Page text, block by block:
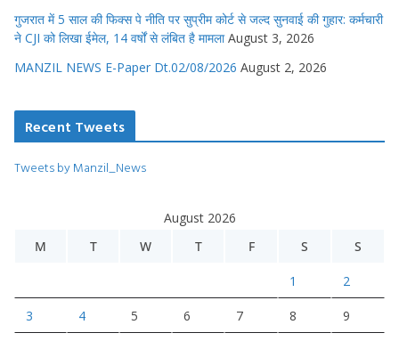
गुजरात में 5 साल की फिक्स पे नीति पर सुप्रीम कोर्ट से जल्द सुनवाई की गुहार: कर्मचारी
ने CJI को लिखा ईमेल, 14 वर्षों से लंबित है मामला August 3, 2026
MANZIL NEWS E-Paper Dt.02/08/2026 August 2, 2026
Recent Tweets
Tweets by Manzil_News
August 2026
M
T W T F S S
1 2
3 4 5 6 7 8 9